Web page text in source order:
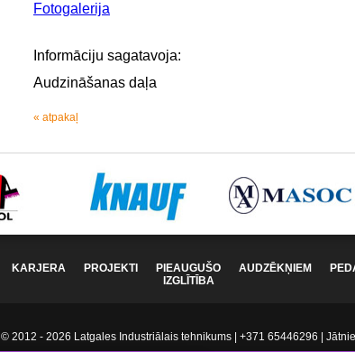
Fotogalerija
Informāciju sagatavoja:
Audzināšanas daļa
« atpakaļ
KARJERA PROJEKTI
PIEAUGUŠO
IZGLĪTĪBA
AUDZĒKŅIEM
© 2012 - 2026 Latgales Industriālais tehnikums | +371 65446296 |